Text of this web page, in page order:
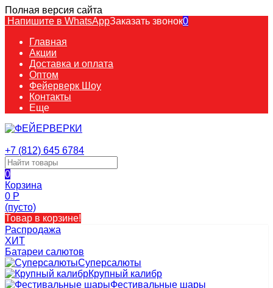
Полная версия сайта
Напишите в WhatsAppЗаказать звонок0
Главная
Акции
Доставка и оплата
Оптом
Фейерверк Шоу
Контакты
Еще
+7 (812) 645 6784
0
Корзина
0 Р
(пусто)
Товар в корзине!
Распродажа
ХИТ
Батареи салютов
Суперсалюты
Крупный калибр
Фестивальные шары